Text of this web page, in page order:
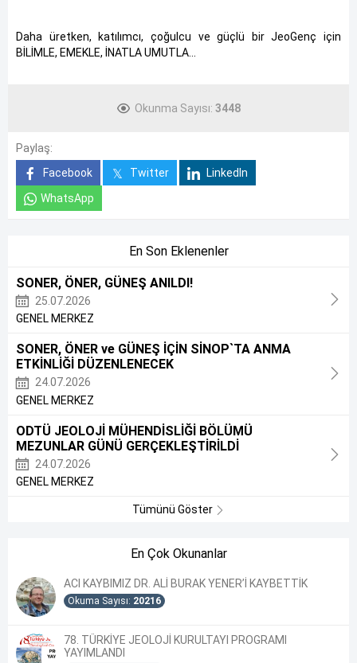
Daha üretken, katılımcı, çoğulcu ve güçlü bir JeoGenç için
BİLİMLE, EMEKLE, İNATLA UMUTLA...
Okunma Sayısı: 3448
Paylaş:
Facebook
Twitter
LinkedIn
WhatsApp
En Son Eklenenler
SONER, ÖNER, GÜNEŞ ANILDI!
25.07.2026
GENEL MERKEZ
SONER, ÖNER ve GÜNEŞ İÇİN SİNOP`TA ANMA
ETKİNLİĞİ DÜZENLENECEK
24.07.2026
GENEL MERKEZ
ODTÜ JEOLOJİ MÜHENDİSLİĞİ BÖLÜMÜ
MEZUNLAR GÜNÜ GERÇEKLEŞTİRİLDİ
24.07.2026
GENEL MERKEZ
Tümünü Göster
En Çok Okunanlar
ACI KAYBIMIZ DR. ALİ BURAK YENER’İ KAYBETTİK
Okuma Sayısı: 20216
78. TÜRKİYE JEOLOJİ KURULTAYI PROGRAMI
YAYIMLANDI